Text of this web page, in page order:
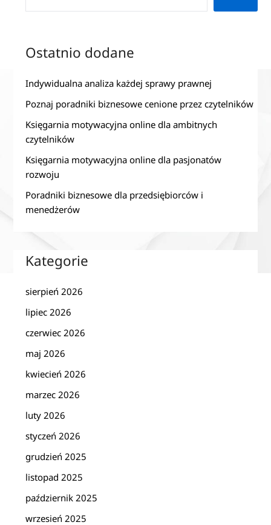
Ostatnio dodane
Indywidualna analiza każdej sprawy prawnej
Poznaj poradniki biznesowe cenione przez czytelników
Księgarnia motywacyjna online dla ambitnych
czytelników
Księgarnia motywacyjna online dla pasjonatów
rozwoju
Poradniki biznesowe dla przedsiębiorców i
menedżerów
Kategorie
sierpień 2026
lipiec 2026
czerwiec 2026
maj 2026
kwiecień 2026
marzec 2026
luty 2026
styczeń 2026
grudzień 2025
listopad 2025
październik 2025
wrzesień 2025